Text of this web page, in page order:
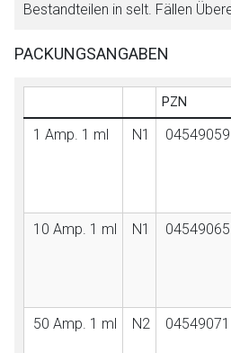
Bestandteilen in selt. Fällen
PACKUNGSANGABEN
PZN
1 Amp. 1 ml N1
04549059
10 Amp. 1 ml N1 04549065
50 Amp. 1 ml N2 04549071